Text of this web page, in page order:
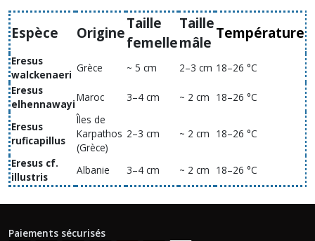
Espèce Origine
Taille
femelle
Taille
mâle
Température
Eresus
walckenaeri
Grèce ~ 5 cm 2–3 cm 18–26 °C
Eresus
elhennawayi
Maroc 3–4 cm ~ 2 cm 18–26 °C
Eresus
ruficapillus
Îles de
Karpathos
(Grèce)
2–3 cm ~ 2 cm 18–26 °C
Eresus cf.
illustris
Albanie 3–4 cm ~ 2 cm 18–26 °C
Paiements sécurisés